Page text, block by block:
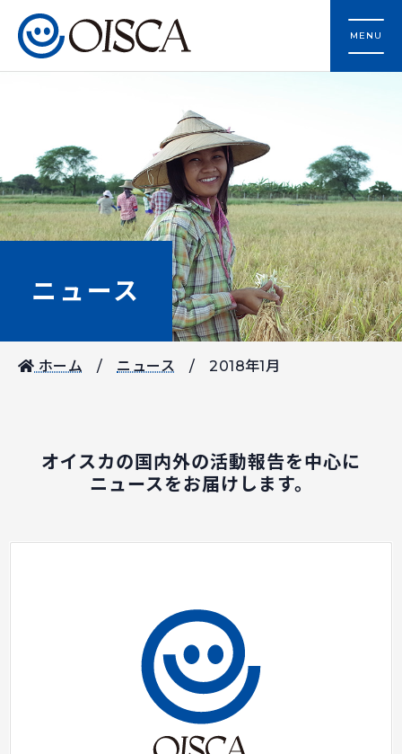
MENU
ニュース
ホーム ニュース 2018年1月
オイスカの国内外の活動報告を中心に
ニュースをお届けします。